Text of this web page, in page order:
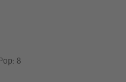
8